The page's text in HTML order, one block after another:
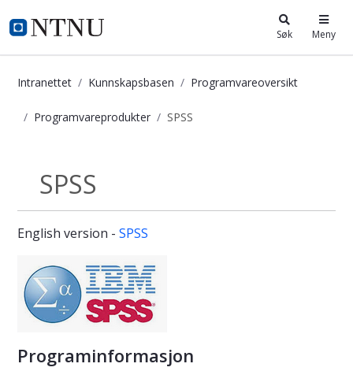
i.ntnu.no Søk Meny
Intranettet Kunnskapsbasen Programvareoversikt
Programvareprodukter SPSS
Programvareprodukter
SPSS
English version - SPSS
Programinformasjon